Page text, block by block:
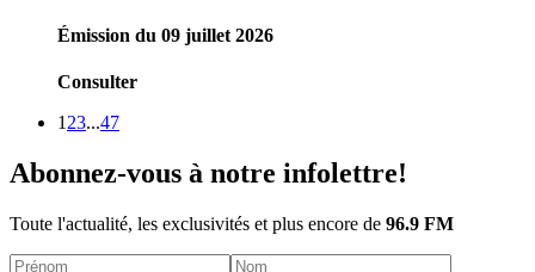
Émission du 09 juillet 2026
Consulter
1 23...47
Abonnez-vous à notre infolettre!
Toute l'actualité, les exclusivités et plus encore de 96.9 FM